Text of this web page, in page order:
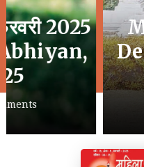
Mahila
December